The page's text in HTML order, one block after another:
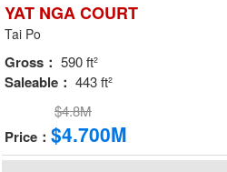
YAT NGA COURT
Tai Po
Gross： 590 ft²
Saleable： 443 ft²
$4.8M
Price： $4.700M